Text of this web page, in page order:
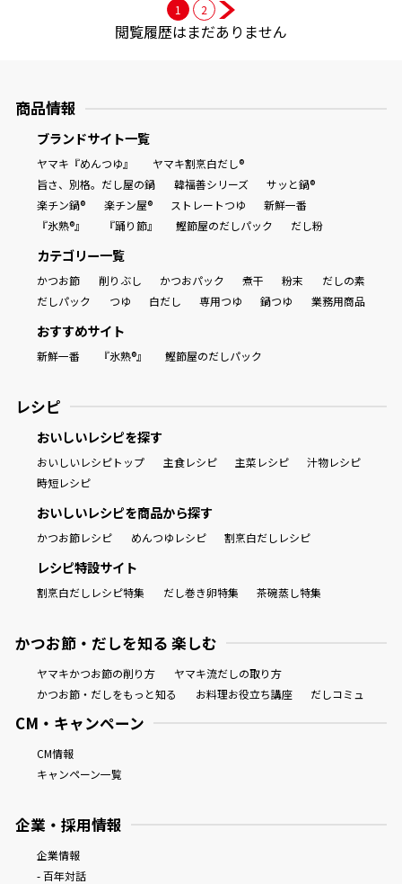
1 2
閲覧履歴はまだありません
商品情報
ブランドサイト一覧
ヤマキ『めんつゆ』
ヤマキ割烹白だし®
旨さ、別格。だし屋の鍋
韓福善シリーズ
サッと鍋®
楽チン鍋®
楽チン屋® ストレートつゆ
新鮮一番
『氷熟®』
『踊り節』 鰹節屋のだしパック だし粉
カテゴリー一覧
かつお節 削りぶし かつおパック 煮干 粉末
だしの素
だしパック
つゆ 白だし 専用つゆ 鍋つゆ 業務用商品
おすすめサイト
新鮮一番 『氷熟®』 鰹節屋のだしパック
レシピ
おいしいレシピを探す
おいしいレシピトップ 主食レシピ 主菜レシピ
汁物レシピ
時短レシピ
おいしいレシピを商品から探す
かつお節レシピ めんつゆレシピ 割烹白だしレシピ
レシピ特設サイト
割烹白だしレシピ特集 だし巻き卵特集 茶碗蒸し特集
かつお節・だしを知る 楽しむ
ヤマキかつお節の削り方
ヤマキ流だしの取り方
かつお節・だしをもっと知る
お料理お役立ち講座 だしコミュ
CM・キャンペーン
CM情報
キャンペーン一覧
企業・採用情報
企業情報
- 百年対話